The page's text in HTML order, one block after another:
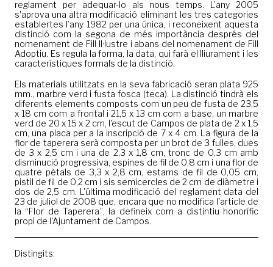
reglament per adequar-lo als nous temps. L’any 2005
s'aprova una altra modificació eliminant les tres categories
establertes l’any 1982 per una única, i reconeixent aquesta
distinció com la segona de més importància després del
nomenament de Fill Il·lustre i abans del nomenament de Fill
Adoptiu. Es regula la forma, la data, qui farà el lliurament i les
característiques formals de la distinció.
Els materials utilitzats en la seva fabricació seran plata 925
mm., marbre verd i fusta fosca (teca). La distinció tindrà els
diferents elements composts com un peu de fusta de 23,5
x 18 cm com a frontal i 21,5 x 13 cm com a base, un marbre
verd de 20 x 15 x 2 cm, l'escut de Campos de plata de 2 x 1,5
cm, una placa per a la inscripció de 7 x 4 cm. La figura de la
flor de taperera serà composta per un brot de 3 fulles, dues
de 3 x 2,5 cm i una de 2,3 x 1,8 cm, tronc de 0,3 cm amb
disminució progressiva, espines de fil de 0,8 cm i una flor de
quatre pètals de 3,3 x 2,8 cm, estams de fil de 0,05 cm,
pistil de fil de 0,2 cm i sis semicercles de 2 cm de diàmetre i
dos de 2,5 cm. L'última modificació del reglament data del
23 de juliol de 2008 que, encara que no modifica l'article de
la “Flor de Taperera”, la defineix com a distintiu honorífic
propi de l'Ajuntament de Campos.
Distingits: